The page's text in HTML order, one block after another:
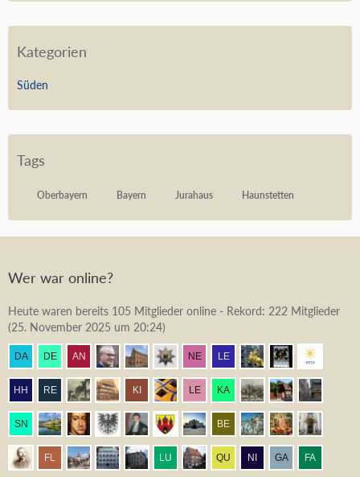
Kategorien
Süden
Tags
Oberbayern Bayern Jurahaus Haunstetten
Wer war online?
Heute waren bereits 105 Mitglieder online - Rekord: 222 Mitglieder
(25. November 2025 um 20:24)